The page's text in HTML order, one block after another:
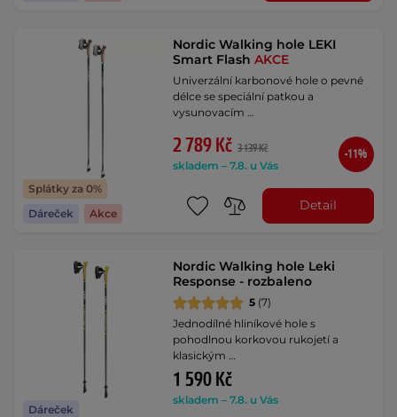
Splátky za 0%
Dáreček
Akce
Nordic Walking hole LEKI
Smart FlashAKCE
Univerzální karbonové hole o pevné
délce se speciální patkou a
vysunovacím …
2 789 Kč 3 139 Kč
skladem – 7.8. u Vás
-11%
Detail
Dáreček
Nordic Walking hole Leki
Response - rozbaleno
5 (7)
Jednodílné hliníkové hole s
pohodlnou korkovou rukojetí a
klasickým …
1 590 Kč
skladem – 7.8. u Vás